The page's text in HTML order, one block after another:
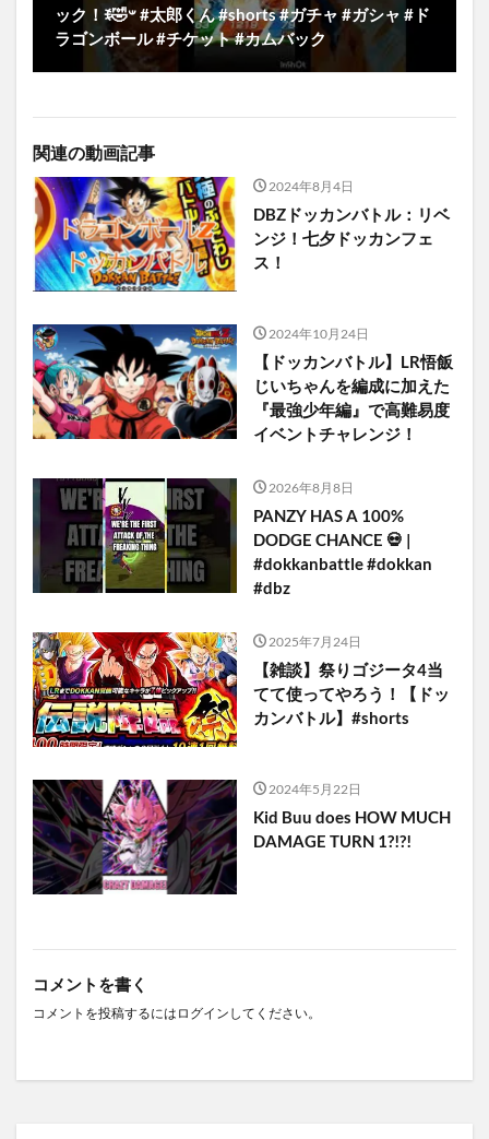
ック！ꉂ🤣𐤔 #太郎くん #shorts #ガチャ #ガシャ #ド
ラゴンボール #チケット #カムバック
関連の動画記事
2024年8月4日
DBZドッカンバトル：リベ
ンジ！七夕ドッカンフェ
ス！
2024年10月24日
【ドッカンバトル】LR悟飯
じいちゃんを編成に加えた
『最強少年編』で高難易度
イベントチャレンジ！
2026年8月8日
PANZY HAS A 100%
DODGE CHANCE 💀 |
#dokkanbattle #dokkan
#dbz
2025年7月24日
【雑談】祭りゴジータ4当
てて使ってやろう！【ドッ
カンバトル】#shorts
2024年5月22日
Kid Buu does HOW MUCH
DAMAGE TURN 1?!?!
コメントを書く
コメントを投稿するには ログイン してください。